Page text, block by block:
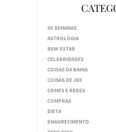
40 SEMANAS
ASTROLOGIA
BEM-ESTAR
CELEBRIDADES
COISAS DA BAHIA
COISAS DE JEE
COMES E BEBES
COMPRAS
DIETA
EMAGRECIMENTO